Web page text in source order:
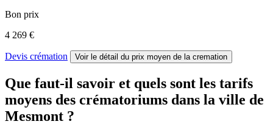
Bon prix
4 269 €
Devis crémation Voir le détail du prix moyen de la cremation
Que faut-il savoir et quels sont les tarifs
moyens des crématoriums dans la ville de
Mesmont ?